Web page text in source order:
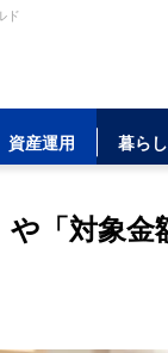
ド
資産運用 暮らし
「対象金